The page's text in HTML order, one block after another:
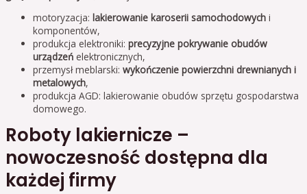
motoryzacja: lakierowanie karoserii samochodowych i
komponentów,
produkcja elektroniki: precyzyjne pokrywanie obudów
urządzeń elektronicznych,
przemysł meblarski: wykończenie powierzchni drewnianych i
metalowych,
produkcja AGD: lakierowanie obudów sprzętu gospodarstwa
domowego.
Roboty lakiernicze –
nowoczesność dostępna dla
każdej firmy